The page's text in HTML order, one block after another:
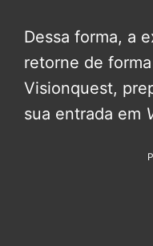
Dessa forma, a
retorne de
Visionquest,
sua entrada em